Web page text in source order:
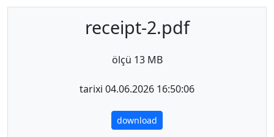
receipt-2.pdf
ölçü 13 MB
tarixi 04.06.2026 16:50:06
download